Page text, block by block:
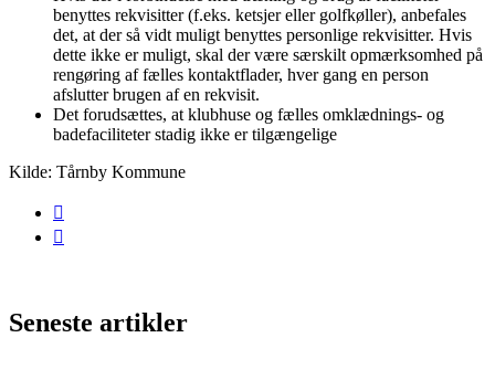
benyttes rekvisitter (f.eks. ketsjer eller golfkøller), anbefales
det, at der så vidt muligt benyttes personlige rekvisitter. Hvis
dette ikke er muligt, skal der være særskilt opmærksomhed på
rengøring af fælles kontaktflader, hver gang en person
afslutter brugen af en rekvisit.
Det forudsættes, at klubhuse og fælles omklædnings- og
badefaciliteter stadig ikke er tilgængelige
Kilde: Tårnby Kommune
Seneste artikler